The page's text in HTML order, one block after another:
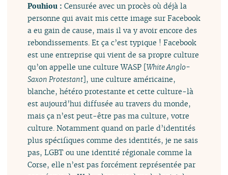
Pouhiou :Censurée avec un procès où déjà la
personne qui avait mis cette image sur Facebook
a eu gain de cause, mais il va y avoir encore des
rebondissements. Et ça c’est typique ! Facebook
est une entreprise qui vient de sa propre culture
qu’on appelle une culture WASP [White Anglo-
Saxon Protestant], une culture américaine,
blanche, hétéro protestante et cette culture-là
est aujourd’hui diffusée au travers du monde,
mais ça n’est peut-être pas ma culture, votre
culture. Notamment quand on parle d’identités
plus spécifiques comme des identités, je ne sais
pas, LGBT ou une identité régionale comme la
Corse, elle n’est pas forcément représentée par